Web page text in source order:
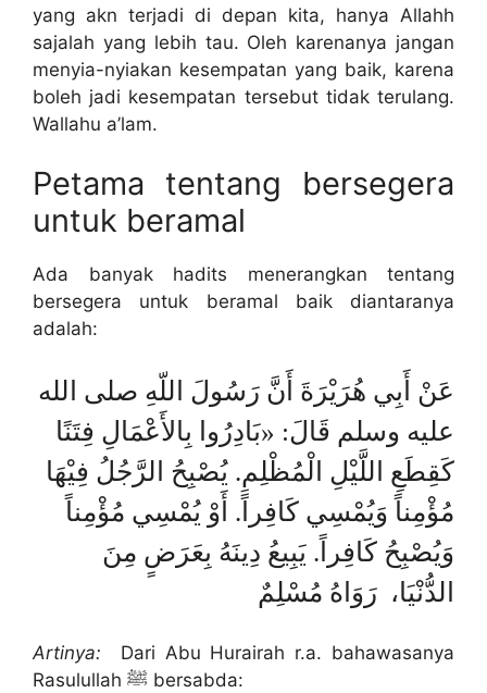
yang akn terjadi di depan kita, hanya Allahh
sajalah yang lebih tau. Oleh karenanya jangan
menyia-nyiakan kesempatan yang baik, karena
boleh jadi kesempatan tersebut tidak terulang.
Wallahu a’lam.
Petama tentang bersegera
untuk beramal
Ada banyak hadits menerangkan tentang
bersegera untuk beramal baik diantaranya
adalah:
عَنْ أَبِي هُرَيْرَةَ أَنَّ رَسُولَ اللّهِ صلى الله
عليه وسلم قَالَ: «بَادِرُوا بِالأَعْمَالِ فِتَنًا
كَقِطَعِ اللَّيْلِ الْمُظْلِمِ. يُصْبِحُ الرَّجُلُ فِيْهَا
مُؤْمِناً وَيُمْسِي كَافِراً. أَوْ يُمْسِي مُؤْمِناً
وَيُصْبِحُ كَافِراً. يَبِيعُ دِينَهُ بِعَرَضٍ مِنَ
الدُّنْيَا، رَوَاهُ مُسْلِمٌ
Artinya:
Dari Abu Hurairah r.a. bahawasanya
Rasulullah ﷺ bersabda: